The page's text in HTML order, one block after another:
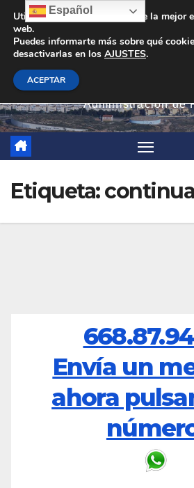
contenido
Administración de
Etiqueta:
Envía un
ahora
Español
Utilizamos cookies para darte la mejor
web.
Puedes informarte más sobre qué
desactivarlas en los AJUSTES.
ACEPTAR